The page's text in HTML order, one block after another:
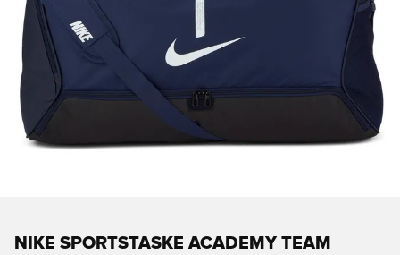
NIKE SPORTSTASKE ACADEMY TEAM